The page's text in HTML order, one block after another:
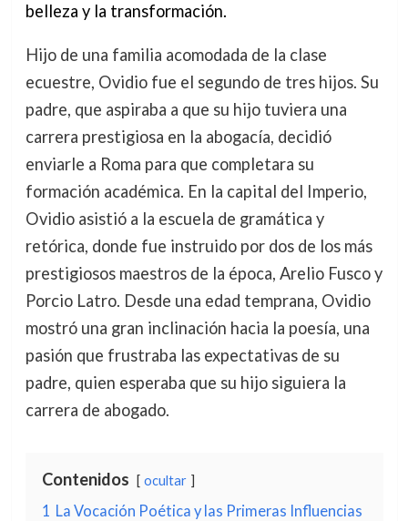
belleza y la transformación.
Hijo de una familia acomodada de la clase
ecuestre, Ovidio fue el segundo de tres hijos. Su
padre, que aspiraba a que su hijo tuviera una
carrera prestigiosa en la abogacía, decidió
enviarle a Roma para que completara su
formación académica. En la capital del Imperio,
Ovidio asistió a la escuela de gramática y
retórica, donde fue instruido por dos de los más
prestigiosos maestros de la época, Arelio Fusco y
Porcio Latro. Desde una edad temprana, Ovidio
mostró una gran inclinación hacia la poesía, una
pasión que frustraba las expectativas de su
padre, quien esperaba que su hijo siguiera la
carrera de abogado.
Contenidos ocultar
1 La Vocación Poética y las Primeras Influencias